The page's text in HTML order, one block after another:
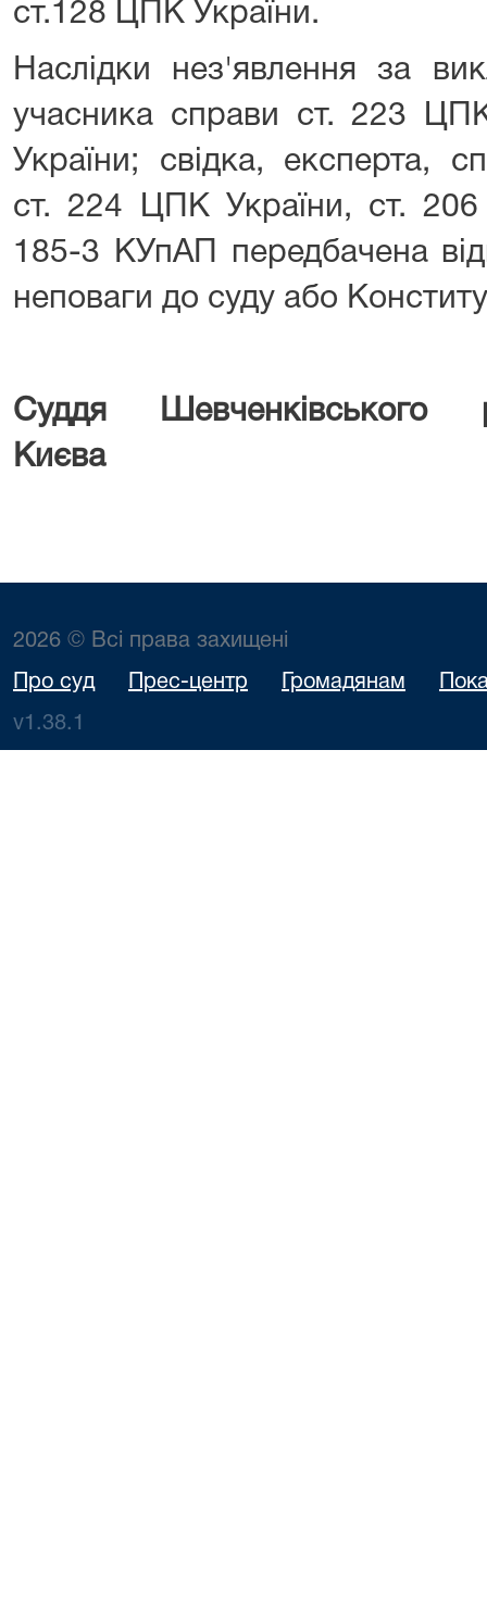
ст.128 ЦПК України.
Наслідки нез'явлення за
учасника справи ст. 223
України; свідка, експерта,
ст. 224 ЦПК України, ст.
185-3 КУпАП передбачена
неповаги до суду або
Суддя
2026 © Всі права захищені
Про суд Прес-центр Громадянам
v1.38.1